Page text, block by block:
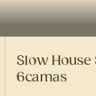
Slow House
6camas